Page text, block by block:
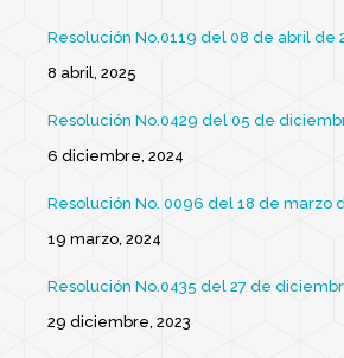
Resolución No.0119 del 08 de abril de
8 abril, 2025
Resolución No.0429 del 05 de
6 diciembre, 2024
Resolución No. 0096 del 18 de marzo
19 marzo, 2024
Resolución No.0435 del 27 de
29 diciembre, 2023